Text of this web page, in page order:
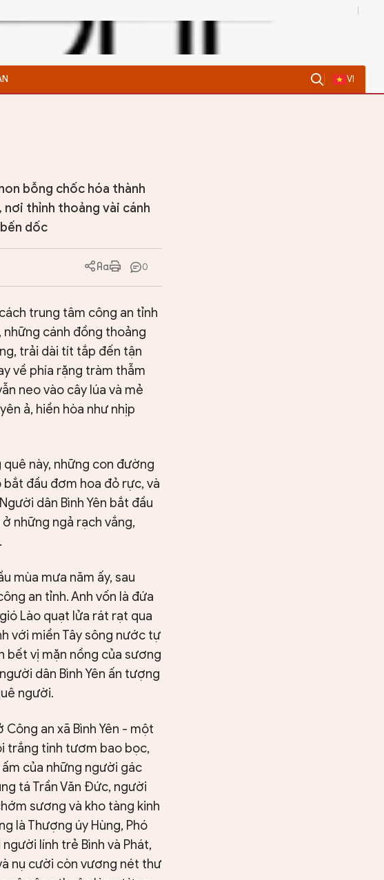
VI
bỗng chốc hóa thành
thỉnh thoảng vài cánh
dốc
0
trung tâm công an tỉnh
cánh đồng thoảng
trải dài tít tắp đến tận
về phía rặng tràm thẫm
neo vào cây lúa và mẻ
ả, hiền hòa như nhịp
này, những con đường
đầu đơm hoa đỏ rực, và
dân Bình Yên bắt đầu
những ngả rạch vắng,
mùa mưa năm ấy, sau
an tỉnh. Anh vốn là đứa
Lào quạt lửa rát rạt qua
với miền Tây sông nước tự
bết vị mặn nồng của sương
dân Bình Yên ấn tượng
người.
an xã Bình Yên - một
trắng tinh tươm bao bọc,
của những người gác
tá Trần Văn Đức, người
sương và kho tàng kinh
là Thượng úy Hùng, Phó
lính trẻ Bình và Phát,
nụ cười còn vương nét thư